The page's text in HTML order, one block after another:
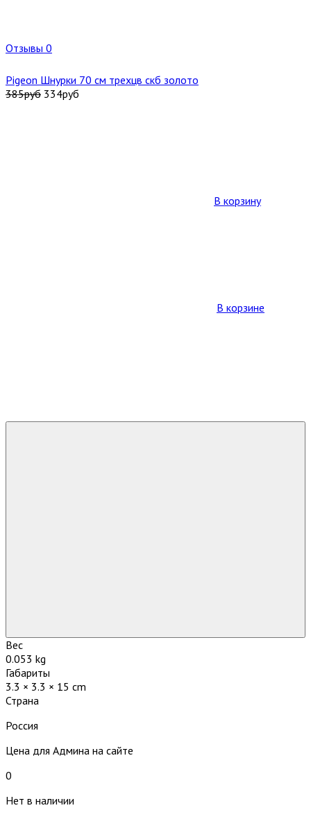
Отзывы 0
Pigeon Шнурки 70 см трехцв скб золото
385руб 334руб
В корзину
В корзине
Вес
0.053 kg
Габариты
3.3 × 3.3 × 15 cm
Страна
Россия
Цена для Админа на сайте
0
Нет в наличии